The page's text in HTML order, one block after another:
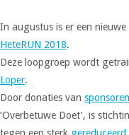
In augustus is er een
HeteRUN 2018.
Deze loopgroep wordt
Loper.
Door donaties van sponsoren
‘Overbetuwe Doet’, is